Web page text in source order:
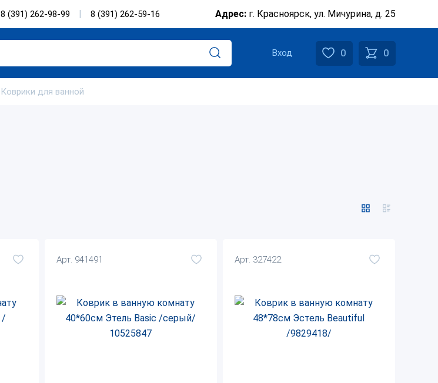
8 (391) 262-98-99 8 (391) 262-59-16 Адрес: г. Красноярск, ул. Мичурина, д. 25
Вход 0 0
Коврики для ванной
Арт. 941491 Арт. 327422